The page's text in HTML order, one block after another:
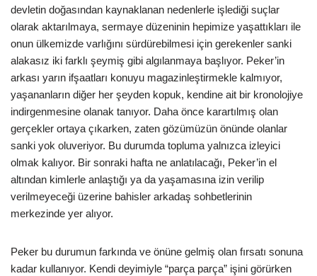
devletin doğasından kaynaklanan nedenlerle işlediği suçlar
olarak aktarılmaya, sermaye düzeninin hepimize yaşattıkları ile
onun ülkemizde varlığını sürdürebilmesi için gerekenler sanki
alakasız iki farklı şeymiş gibi algılanmaya başlıyor. Peker’in
arkası yarın ifşaatları konuyu magazinleştirmekle kalmıyor,
yaşananların diğer her şeyden kopuk, kendine ait bir kronolojiye
indirgenmesine olanak tanıyor. Daha önce karartılmış olan
gerçekler ortaya çıkarken, zaten gözümüzün önünde olanlar
sanki yok oluveriyor. Bu durumda topluma yalnızca izleyici
olmak kalıyor. Bir sonraki hafta ne anlatılacağı, Peker’in el
altından kimlerle anlaştığı ya da yaşamasına izin verilip
verilmeyeceği üzerine bahisler arkadaş sohbetlerinin
merkezinde yer alıyor.
Peker bu durumun farkında ve önüne gelmiş olan fırsatı sonuna
kadar kullanıyor. Kendi deyimiyle “parça parça” işini görürken